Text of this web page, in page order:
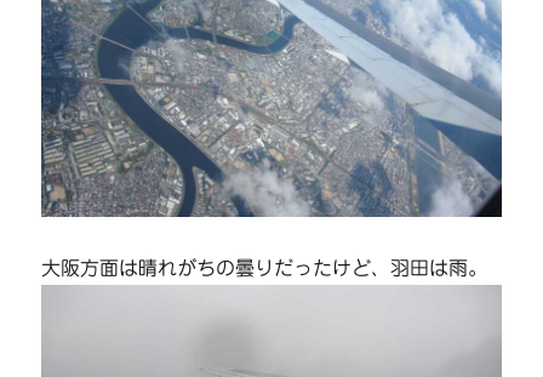
大阪方面は晴れがちの曇りだったけど、羽田は雨。